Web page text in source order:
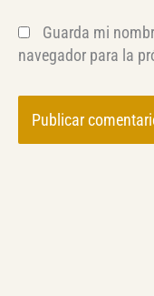
Guarda mi
navegador para la